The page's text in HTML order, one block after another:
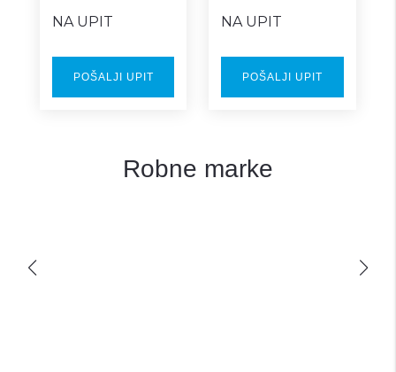
NA UPIT
POŠALJI UPIT
NA UPIT
POŠALJI UPIT
Robne marke